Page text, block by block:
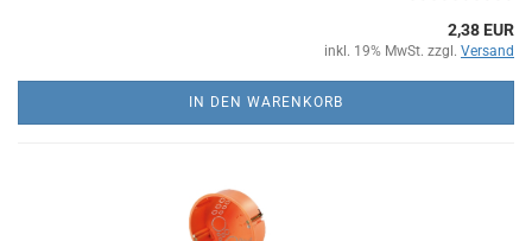
2,38 EUR
inkl. 19% MwSt. zzgl. Versand
IN DEN WARENKORB